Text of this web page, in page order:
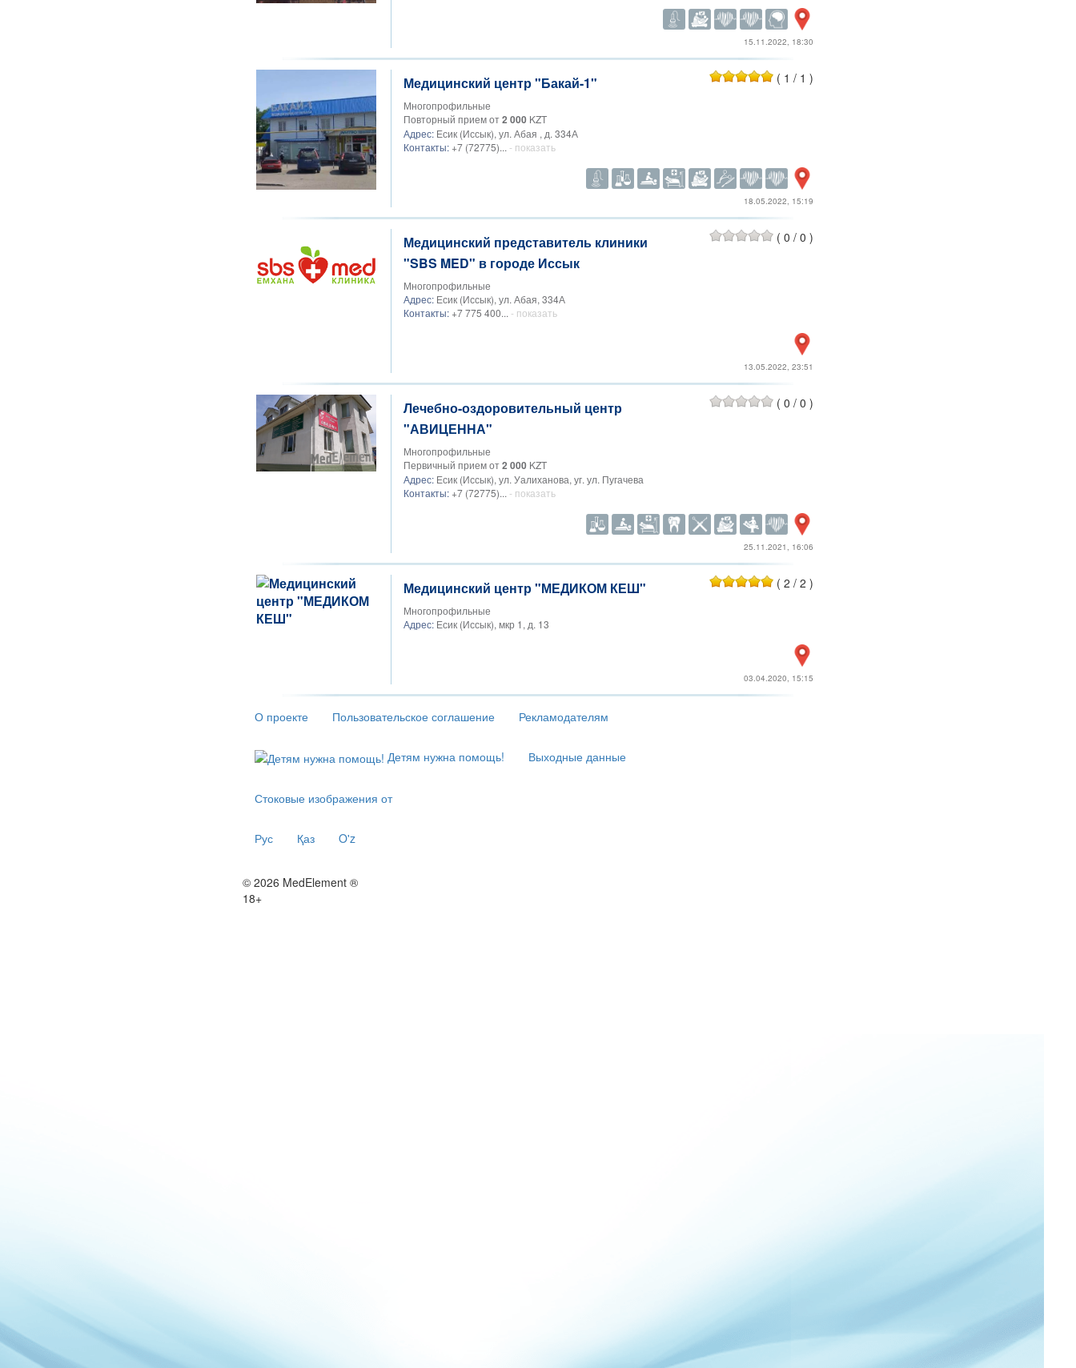
15.11.2022, 18:30
Медицинский центр "Бакай-1"
Многопрофильные
Повторный прием от2 000KZT
Адрес:Есик (Иссык), ул. Абая , д. 334А
Контакты: +7 (72775)... - показать
( 1 / 1 )
18.05.2022, 15:19
Медицинский представитель клиники
"SBS MED" в городе Иссык
Многопрофильные
Адрес:Есик (Иссык), ул. Абая, 334А
Контакты: +7 775 400... - показать
( 0 / 0 )
13.05.2022, 23:51
Лечебно-оздоровительный центр
"АВИЦЕННА"
Многопрофильные
Первичный прием от2 000KZT
Адрес:Есик (Иссык), ул. Уалиханова, уг. ул. Пугачева
Контакты: +7 (72775)... - показать
( 0 / 0 )
25.11.2021, 16:06
Медицинский центр "МЕДИКОМ КЕШ"
Многопрофильные
Адрес:Есик (Иссык), мкр 1, д. 13
( 2 / 2 )
03.04.2020, 15:15
О проекте Пользовательское соглашение Рекламодателям
Детям нужна помощь! Выходные данные
Стоковые изображения от
Рус Қаз O'z
© 2026 MedElement ®
18+